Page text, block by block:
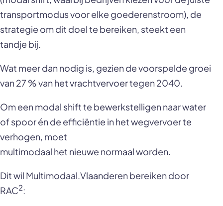
transportmodus voor elke goederenstroom), de
strategie om dit doel te bereiken, steekt een
tandje bij.
Wat meer dan nodig is, gezien de voorspelde groei
van 27 % van het vrachtvervoer tegen 2040.
Om een modal shift te bewerkstelligen naar water
of spoor én de efficiëntie in het wegvervoer te
verhogen, moet
multimodaal het nieuwe normaal worden.
Dit wil Multimodaal.Vlaanderen bereiken door
RAC2: